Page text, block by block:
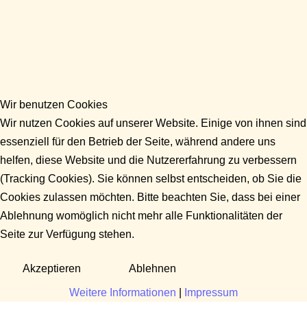
Wir benutzen Cookies
Wir nutzen Cookies auf unserer Website. Einige von ihnen sind
essenziell für den Betrieb der Seite, während andere uns
helfen, diese Website und die Nutzererfahrung zu verbessern
(Tracking Cookies). Sie können selbst entscheiden, ob Sie die
Cookies zulassen möchten. Bitte beachten Sie, dass bei einer
Ablehnung womöglich nicht mehr alle Funktionalitäten der
Seite zur Verfügung stehen.
Akzeptieren Ablehnen
Weitere Informationen Impressum